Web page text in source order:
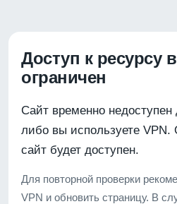
Доступ к ресурсу
ограничен
Сайт временно недоступен
либо вы используете VPN.
сайт будет доступен.
Для повторной проверки
VPN и обновить страницу. В